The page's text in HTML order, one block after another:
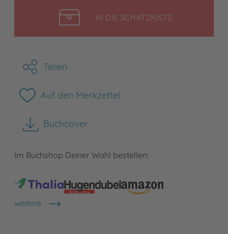
IN DIE SCHATZKISTELEGEN
Teilen
Auf den Merkzettel
Buchcover
herunterladen
Im Buchshop Deiner Wahl bestellen:
weitere
Shops anzeigen